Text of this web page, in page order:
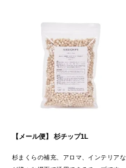
【メール便】 杉チップ1L
杉まくらの補充、アロマ、インテリアな